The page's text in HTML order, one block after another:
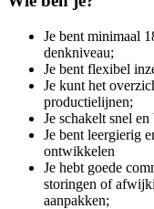
Je bent minimaal
denkniveau;
Je bent flexibel
Je kunt het
productielijnen;
Je schakelt snel
Je bent leergierig
ontwikkelen
Je hebt goede
storingen of
aanpakken;